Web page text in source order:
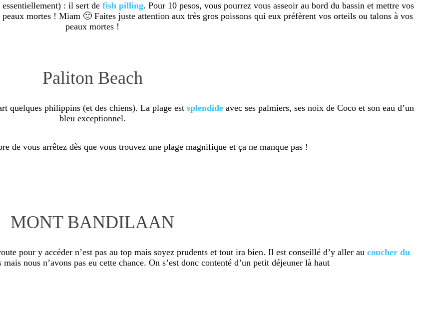
: il sert de fish pilling. Pour 10 pesos, vous pourrez vous asseoir au bord du bassin et mettre vos
mortes ! Miam 🙂 Faites juste attention aux très gros poissons qui eux préfèrent vos orteils ou talons à vos
peaux mortes !
Paliton Beach
quelques philippins (et des chiens). La plage est splendide avec ses palmiers, ses noix de Coco et son eau d’un
bleu exceptionnel.
de vous arrêtez dès que vous trouvez une plage magnifique et ça ne manque pas !
MONT BANDILAAN
pour y accéder n’est pas au top mais soyez prudents et tout ira bien. Il est conseillé d’y aller au coucher du
nous n’avons pas eu cette chance. On s’est donc contenté d’un petit déjeuner là haut